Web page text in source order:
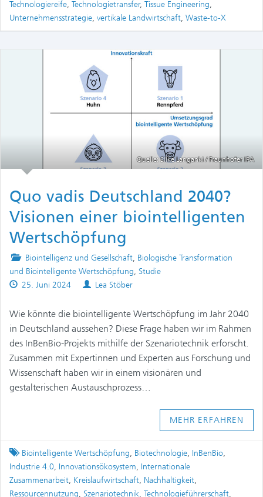
Technologiereife, Technologietransfer, Tissue Engineering,
Unternehmensstrategie, vertikale Landwirtschaft, Waste-to-X
Quelle: Silke Langanki / Fraunhofer IPA
Quo vadis Deutschland 2040?
Visionen einer biointelligenten
Wertschöpfung
Posted
in
Biointelligenz und Gesellschaft, Biologische Transformation
und Biointelligente Wertschöpfung, Studie
Published
25. Juni 2024 Authors
Lea Stöber
Wie könnte die biointelligente Wertschöpfung im Jahr 2040
in Deutschland aussehen? Diese Frage haben wir im Rahmen
des InBenBio-Projekts mithilfe der Szenariotechnik erforscht.
Zusammen mit Expertinnen und Experten aus Forschung und
Wissenschaft haben wir in einem visionären und
gestalterischen Austauschprozess…
MEHR ERFAHREN
Tagged
Biointelligente Wertschöpfung, Biotechnologie, InBenBio,
Industrie 4.0, Innovationsökosystem, Internationale
Zusammenarbeit, Kreislaufwirtschaft, Nachhaltigkeit,
Ressourcennutzung, Szenariotechnik, Technologieführerschaft,